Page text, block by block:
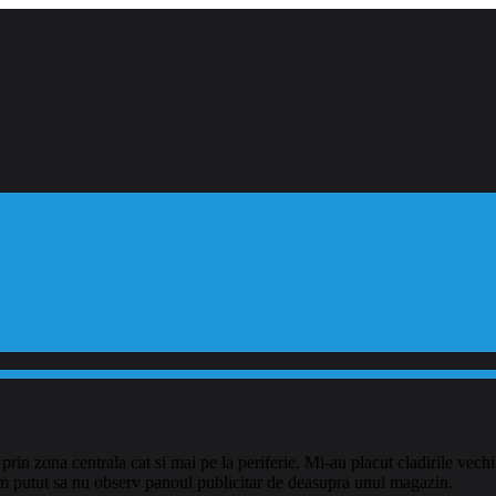
prin zona centrala cat si mai pe la periferie.
Mi-au placut cladirile
sa nu observ panoul publicitar de deasupra unui magazin.